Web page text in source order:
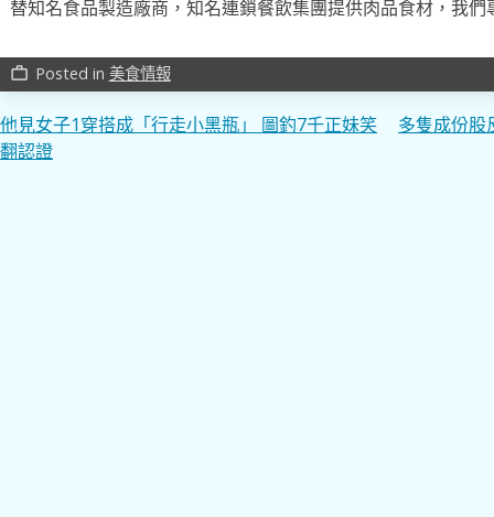
替知名食品製造廠商，知名連鎖餐飲集團提供肉品食材，我
work_outline Posted in 美食情報
文
章
他見女子1穿搭成「行走小黑瓶」 圖釣7千正妹笑
翻認證
多隻成份股